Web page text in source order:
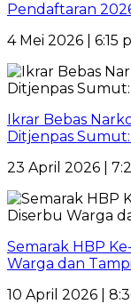
Pendaftaran
4 Mei 2026 | 6:15
Ikrar Bebas
Ditjenpas
23 April 2026 |
Semarak HBP
Warga dan
10 April 2026 |